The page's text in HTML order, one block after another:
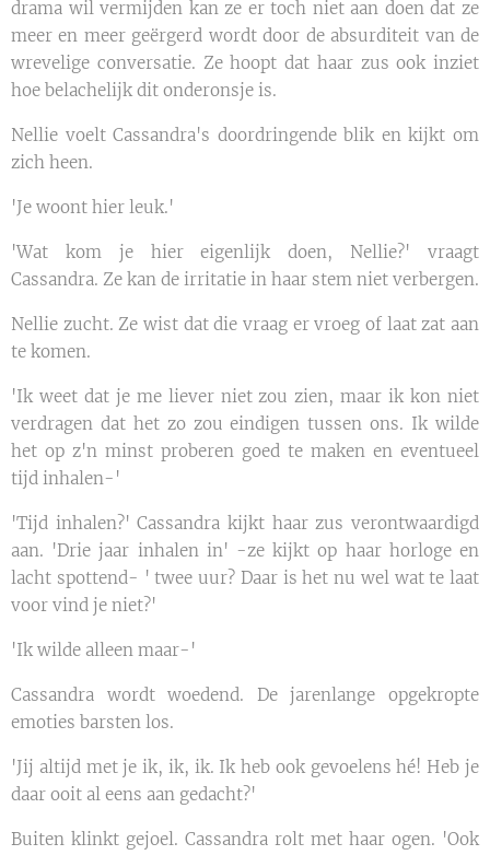
drama wil vermijden kan ze er toch niet aan doen dat ze
meer en meer geërgerd wordt door de absurditeit van de
wrevelige conversatie. Ze hoopt dat haar zus ook inziet
hoe belachelijk dit onderonsje is.
Nellie voelt Cassandra's doordringende blik en kijkt om
zich heen.
'Je woont hier leuk.'
'Wat kom je hier eigenlijk doen, Nellie?' vraagt
Cassandra. Ze kan de irritatie in haar stem niet verbergen.
Nellie zucht. Ze wist dat die vraag er vroeg of laat zat aan
te komen.
'Ik weet dat je me liever niet zou zien, maar ik kon niet
verdragen dat het zo zou eindigen tussen ons. Ik wilde
het op z'n minst proberen goed te maken en eventueel
tijd inhalen-'
'Tijd inhalen?' Cassandra kijkt haar zus verontwaardigd
aan. 'Drie jaar inhalen in' -ze kijkt op haar horloge en
lacht spottend- ' twee uur? Daar is het nu wel wat te laat
voor vind je niet?'
'Ik wilde alleen maar-'
Cassandra wordt woedend. De jarenlange opgekropte
emoties barsten los.
'Jij altijd met je ik, ik, ik. Ik heb ook gevoelens hé! Heb je
daar ooit al eens aan gedacht?'
Buiten klinkt gejoel. Cassandra rolt met haar ogen. 'Ook